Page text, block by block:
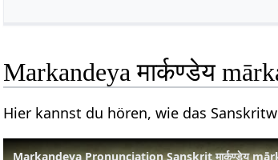
Markandeya मार्कण्डेय
Hier kannst du hören, wie das
Markandeya Pronunciation Sanskrit मार्कण्डेय